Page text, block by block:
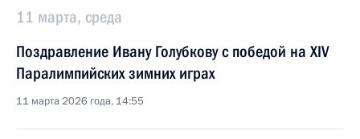
11 марта, среда
Поздравление Ивану Голубкову с победой на XIV
Паралимпийских зимних играх
11 марта 2026 года, 14:55